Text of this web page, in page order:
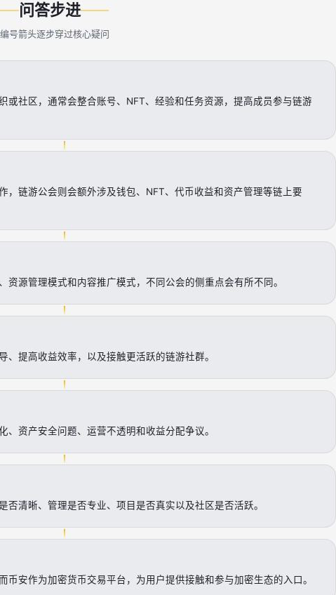
问答步进
号箭头逐步穿过核心疑问
或社区，通常会整合账号、NFT、经验和任务资源，提高成员参与链游
，链游公会则会额外涉及钱包、NFT、代币收益和资产管理等链上要
资源管理模式和内容推广模式，不同公会的侧重点会有所不同。
提高收益效率，以及接触更活跃的链游社群。
资产安全问题、运营不透明和收益分配争议。
清晰、管理是否专业、项目是否真实以及社区是否活跃。
币安作为加密货币交易平台，为用户提供接触和参与加密生态的入口。